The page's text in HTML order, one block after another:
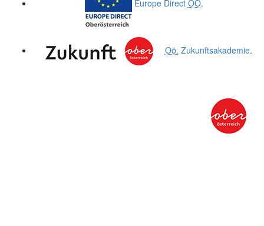
Europe Direct OÖ.
Oö. Zukunftsakademie.